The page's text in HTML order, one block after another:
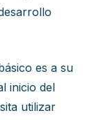
es a su
inicio del
utilizar